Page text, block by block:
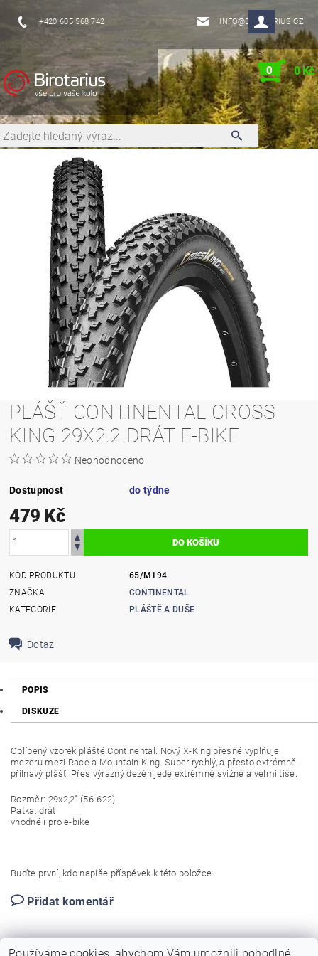
+420 605 568 742 INFO@BIROTARIUS.CZ
0 0 Kč
PLÁŠŤ CONTINENTAL CROSS
KING 29X2.2 DRÁT E-BIKE
Neohodnoceno
Dostupnost do týdne
479 Kč
KÓD PRODUKTU
65/M194
ZNAČKA
CONTINENTAL
KATEGORIE
PLÁŠTĚ A DUŠE
Dotaz
POPIS
DISKUZE
Oblíbený vzorek pláště Continental. Nový X-King přesně vyplňuje
mezeru mezi Race a Mountain King. Super rychlý, a přesto extrémně
přilnavý plášť. Přes výrazný dezén jede extrémně svižně a velmi tiše.
Rozměr: 29x2,2" (56-622)
Patka: drát
vhodné i pro e-bike
Buďte první, kdo napíše příspěvek k této položce.
Přidat komentář